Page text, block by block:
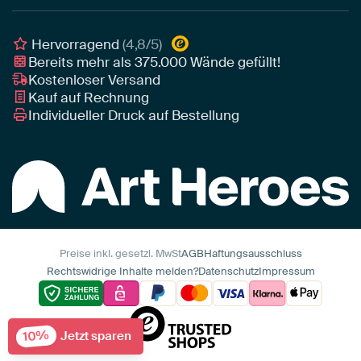
Art Heroes App
Hervorragend(4,8/5)
Bereits mehr als375.000Wände gefüllt!
Kostenloser Versand
Kauf auf Rechnung
Individueller Druck auf Bestellung
Preise inkl. gesetzl. MwStAGBHaftungsausschluss
Rechtswidrige Inhalte melden?DatenschutzImpressum
10% Jetzt sparen